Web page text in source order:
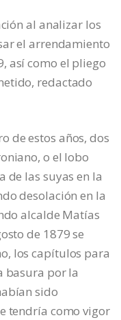
al analizar los
el arrendamiento
así como el pliego
redactado
de estos años, dos
o el lobo
de las suyas en la
desolación en la
alcalde Matías
de 1879 se
los capítulos para
basura por la
sido
tendría como vigor